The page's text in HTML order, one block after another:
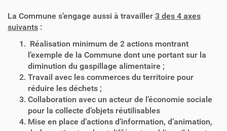
La Commune s’engage aussi à travailler 3 des 4 axes
suivants :
Réalisation minimum de 2 actions montrant
l’exemple de la Commune dont une portant sur la
diminution du gaspillage alimentaire ;
Travail avec les commerces du territoire pour
réduire les déchets ;
Collaboration avec un acteur de l’économie sociale
pour la collecte d’objets réutilisables
Mise en place d’actions d’information, d’animation,